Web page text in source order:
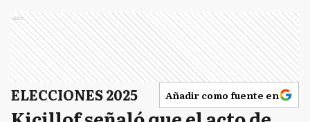
Ads
ELECCIONES 2025 Añadir como fuente en